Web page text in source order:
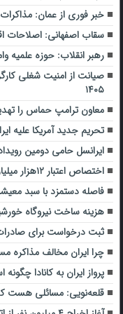
خبر فوری از عمان: مذاکرات
سقاب اصفهانی: اصلاحات
رهبر انقلاب: حوزه علمیه
صیانت از امنیت شغلی
۱۴۰۵
معاون ترامپ حماس را
تحریم جدید آمریکا علیه
ایرانسل حامی دومین
اختصاص اعتبار ۱۲هزار میلیارد تومانی برای نوسازی مشاغل خانگی
فاصله دستمزد با سبد معیشت ۱۳ میلیون
هزینه ساخت نیروگاه
ثبت درخواست برای
چرا ایران مخالف مذاکره
پرواز ایران به کانادا چگونه
قلعه‌نویی: مسائلی هست